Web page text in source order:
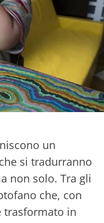
un
si tradurranno
non solo. Tra gli
che, con
trasformato in